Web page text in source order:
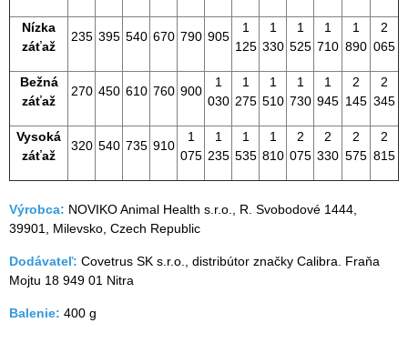
Nízka
záťaž
235 395 540 670 790 905
1
125
1
330
1
525
1
710
1
890
2
065
Bežná
záťaž
270 450 610 760 900
1
030
1
275
1
510
1
730
1
945
2
145
2
345
Vysoká
záťaž
320 540 735 910
1
075
1
235
1
535
1
810
2
075
2
330
2
575
2
815
Výrobca: NOVIKO Animal Health s.r.o., R. Svobodové 1444,
39901, Milevsko, Czech Republic
Dodávateľ: Covetrus SK s.r.o., distribútor značky Calibra. Fraňa
Mojtu 18 949 01 Nitra
Balenie: 400 g